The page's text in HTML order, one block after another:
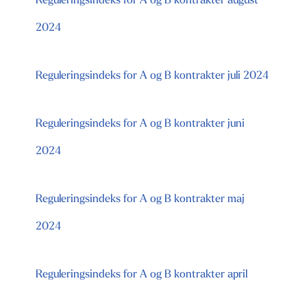
2024
Reguleringsindeks for A og B kontrakter juli 2024
Reguleringsindeks for A og B kontrakter juni
2024
Reguleringsindeks for A og B kontrakter maj
2024
Reguleringsindeks for A og B kontrakter april